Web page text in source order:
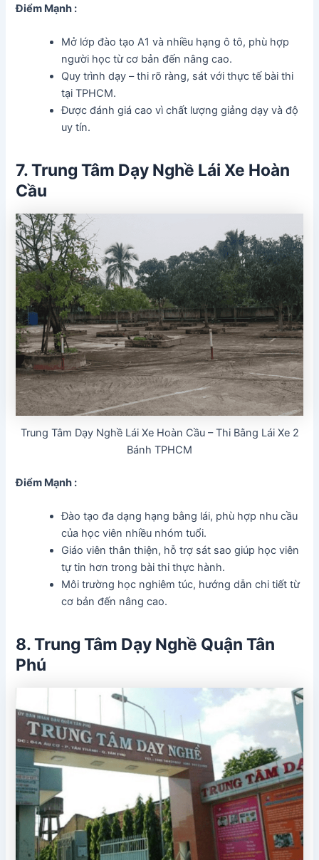
Điểm Mạnh :
Mở lớp đào tạo A1 và nhiều hạng ô tô, phù hợp
người học từ cơ bản đến nâng cao.
Quy trình dạy – thi rõ ràng, sát với thực tế bài thi
tại TPHCM.
Được đánh giá cao vì chất lượng giảng dạy và độ
uy tín.
7. Trung Tâm Dạy Nghề Lái Xe Hoàn
Cầu
Trung Tâm Dạy Nghề Lái Xe Hoàn Cầu – Thi Bằng Lái Xe 2
Bánh TPHCM
Điểm Mạnh :
Đào tạo đa dạng hạng bằng lái, phù hợp nhu cầu
của học viên nhiều nhóm tuổi.
Giáo viên thân thiện, hỗ trợ sát sao giúp học viên
tự tin hơn trong bài thi thực hành.
Môi trường học nghiêm túc, hướng dẫn chi tiết từ
cơ bản đến nâng cao.
8. Trung Tâm Dạy Nghề Quận Tân
Phú